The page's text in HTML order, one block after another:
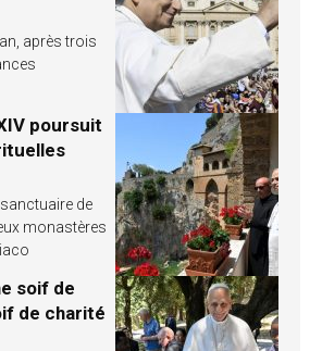
après trois
poursuit
de
monastères
soif de
de charité